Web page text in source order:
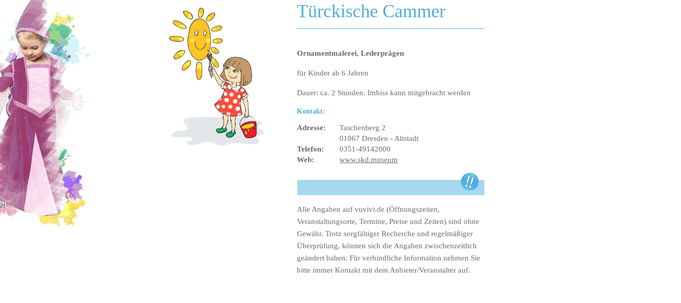
Türckische Cammer
Ornamentmalerei, Lederprägen
für Kinder ab 6 Jahren
Dauer: ca. 2 Stunden. Imbiss kann mitgebracht werden
Kontakt:
Adresse:
Taschenberg 2
01067 Dresden - Altstadt
Telefon:
0351-49142000
Web:
www.skd.museum
Alle Angaben auf vuvivi.de (Öffnungszeiten,
Veranstaltungsorte, Termine, Preise und Zeiten) sind ohne
Gewähr. Trotz sorgfältiger Recherche und regelmäßiger
Überprüfung, können sich die Angaben zwischenzeitlich
geändert haben. Für verbindliche Information nehmen Sie
bitte immer Kontakt mit dem Anbieter/Veranstalter auf.